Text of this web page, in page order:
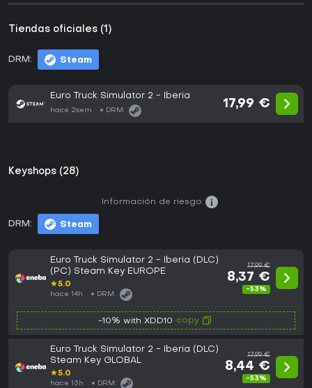
Tiendas oficiales (1)
DRM: Steam
Euro Truck Simulator 2 - Iberia
hace 2sem DRM:
17,99 €
Keyshops (28)
DRM: Steam
Información de riesgo:
Euro Truck Simulator 2 - Iberia (DLC)
(PC) Steam Key EUROPE
★5.0
hace 14h DRM:
17,99 €
8,37 €
-53%
-10% with XDD10 copy
Euro Truck Simulator 2 - Iberia (DLC)
Steam Key GLOBAL
★5.0
hace 13h DRM:
17,99 €
8,44 €
-53%